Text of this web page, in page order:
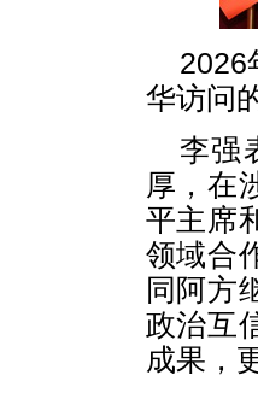
2026
华访问
李强
厚，在
平主席
领域合
同阿方
政治互
成果，